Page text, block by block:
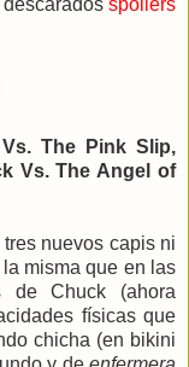
spoilers
The Pink Slip,
Vs. The Angel of
nuevos capis ni
misma que en las
de Chuck (ahora
físicas que
chicha (en bikini